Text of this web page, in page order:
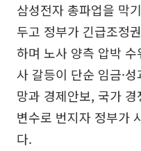
삼성전자 총파업을 막
두고 정부가 긴급조정
하며 노사 양측 압박
사 갈등이 단순 임금·
망과 경제안보, 국가
변수로 번지자 정부가
다.